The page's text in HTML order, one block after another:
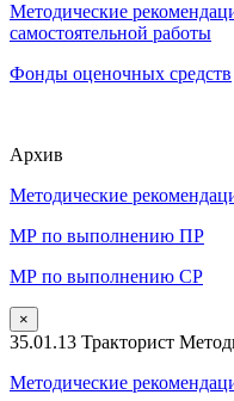
Методические
самостоятельной работы
Фонды оценочных средств
Архив
Методические
МР по выполнению ПР
МР по выполнению СР
×
35.01.13 Тракторист
Методические